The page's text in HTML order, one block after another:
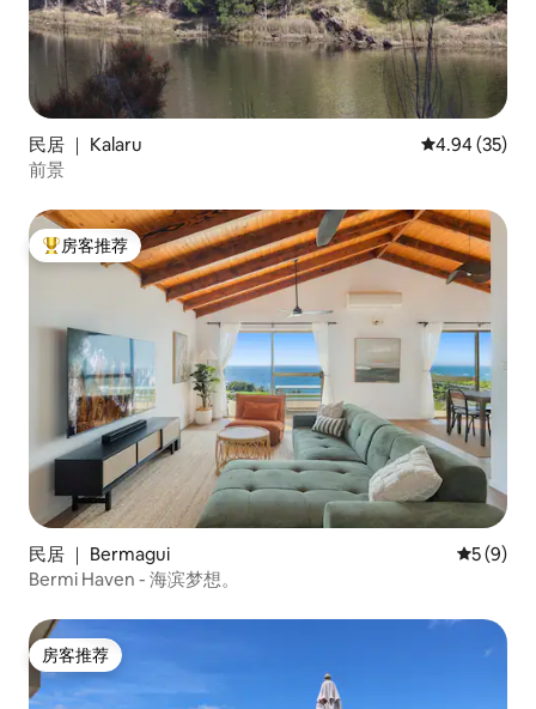
民居 ｜ Kalaru 平均评分
4.94 (35)
前景
热门「房客推荐」
房客推荐
民居 ｜ Bermagui 平均评分
5 (9)
Bermi Haven - 海滨梦想。
房客推荐
房客推荐